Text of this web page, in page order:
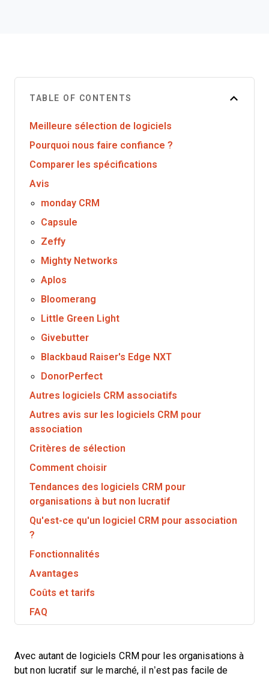
TABLE OF CONTENTS
Meilleure sélection de logiciels
Pourquoi nous faire confiance ?
Comparer les spécifications
Avis
monday CRM
Capsule
Zeffy
Mighty Networks
Aplos
Bloomerang
Little Green Light
Givebutter
Blackbaud Raiser's Edge NXT
DonorPerfect
Autres logiciels CRM associatifs
Autres avis sur les logiciels CRM pour
association
Critères de sélection
Comment choisir
Tendances des logiciels CRM pour
organisations à but non lucratif
Qu'est-ce qu'un logiciel CRM pour association
?
Fonctionnalités
Avantages
Coûts et tarifs
FAQ
Avec autant de logiciels CRM pour les organisations à
but non lucratif sur le marché, il n’est pas facile de